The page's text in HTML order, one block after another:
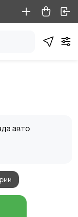
авто
спецтехники